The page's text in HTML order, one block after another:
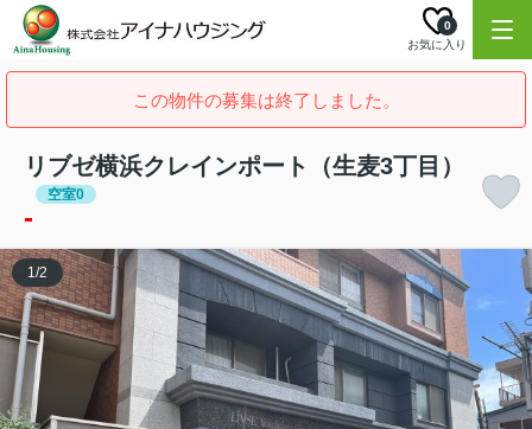
お気に入り
0
この物件の募集は終了しました。
リブゼ横浜クレインポート（生麦3丁目）
空室0
-
1/2